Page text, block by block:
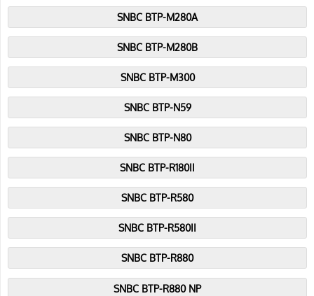
SNBC BTP-M280A
SNBC BTP-M280B
SNBC BTP-M300
SNBC BTP-N59
SNBC BTP-N80
SNBC BTP-R180II
SNBC BTP-R580
SNBC BTP-R580II
SNBC BTP-R880
SNBC BTP-R880 NP